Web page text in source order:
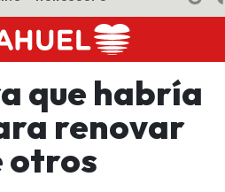
que habría
renovar
otros